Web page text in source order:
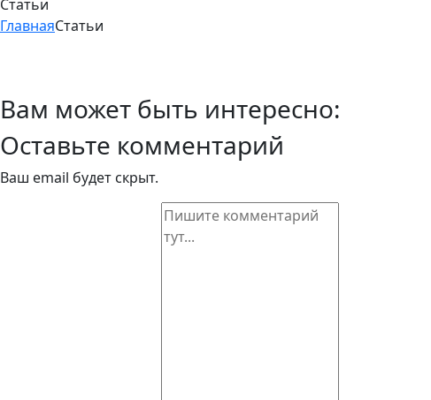
Статьи
ГлавнаяСтатьи
Вам может быть интересно:
Оставьте комментарий
Ваш email будет скрыт.